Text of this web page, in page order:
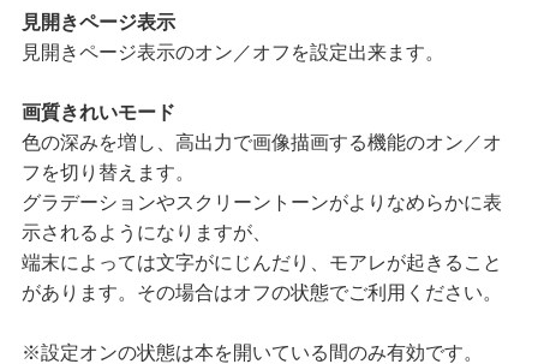
見開きページ表示
見開きページ表示のオン／オフを設定出来ます。
画質きれいモード
色の深みを増し、高出力で画像描画する機能のオン／オ
フを切り替えます。
グラデーションやスクリーントーンがよりなめらかに表
示されるようになりますが、
端末によっては文字がにじんだり、モアレが起きること
があります。その場合はオフの状態でご利用ください。
※設定オンの状態は本を開いている間のみ有効です。